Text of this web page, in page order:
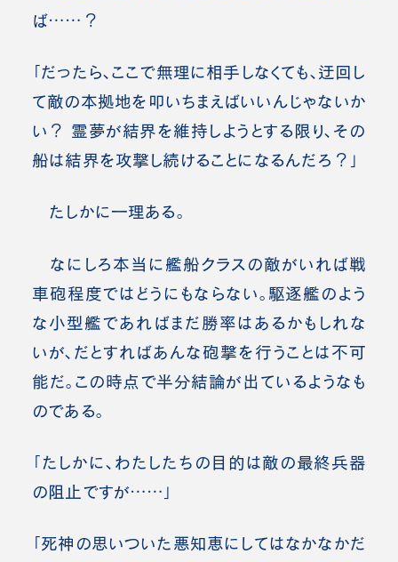
ば……？
「だったら、ここで無理に相手しなくても、迂回し
て敵の本拠地を叩いちまえばいいんじゃないか
い？ 霊夢が結界を維持しようとする限り、その
船は結界を攻撃し続けることになるんだろ？」
たしかに一理ある。
なにしろ本当に艦船クラスの敵がいれば戦
車砲程度ではどうにもならない。駆逐艦のよう
な小型艦であればまだ勝率はあるかもしれな
いが、だとすればあんな砲撃を行うことは不可
能だ。この時点で半分結論が出ているようなも
のである。
「たしかに、わたしたちの目的は敵の最終兵器
の阻止ですが……」
「死神の思いついた悪知恵にしてはなかなかだ